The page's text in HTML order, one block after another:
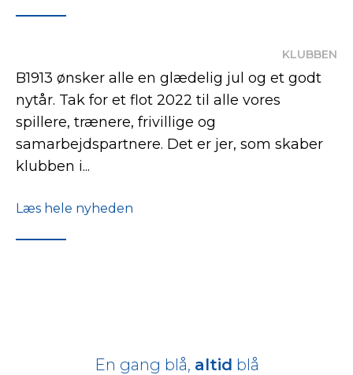
KLUBBEN
B1913 ønsker alle en glædelig jul og et godt
nytår. Tak for et flot 2022 til alle vores
spillere, trænere, frivillige og
samarbejdspartnere. Det er jer, som skaber
klubben i...
Læs hele nyheden
En gang blå, altid blå